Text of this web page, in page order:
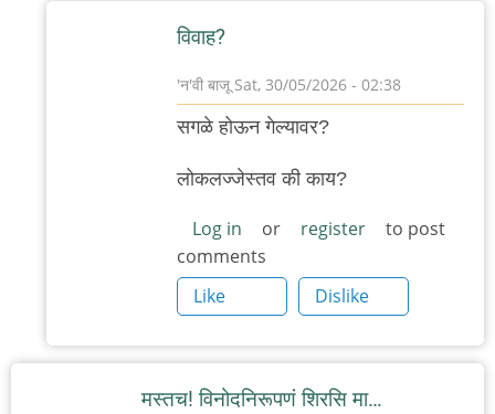
विवाह?
'न'वी बाजूSat, 30/05/2026 - 02:38
to
नाही
by
देवदत्त
सगळे होऊन गेल्यावर?
लोकलज्जेस्तव की काय?
Log in or register
to post
comments
Like
Dislike
मस्तच! विनोदनिरूपणं शिरसि मा…